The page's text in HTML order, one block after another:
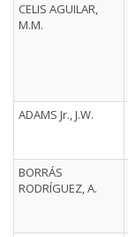
CELIS AGUILAR,
M.M.
ADAMS Jr., J.W.
BORRÁS
RODRÍGUEZ, A.